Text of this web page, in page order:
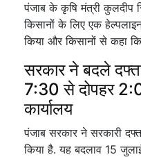
पंजाब के कृषि मंत्री कुलदीप
किसानों के लिए एक
किया और किसानों से कहा
सरकार ने बदले
7:30 से दोपहर
कार्यालय
पंजाब सरकार ने सरकारी
किया है. यह बदलाव 15